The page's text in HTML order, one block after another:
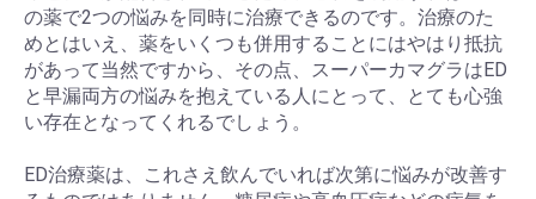
の薬で2つの悩みを同時に治療できるのです。治療のた
めとはいえ、薬をいくつも併用することにはやはり抵抗
があって当然ですから、その点、スーパーカマグラはED
と早漏両方の悩みを抱えている人にとって、とても心強
い存在となってくれるでしょう。
ED治療薬は、これさえ飲んでいれば次第に悩みが改善す